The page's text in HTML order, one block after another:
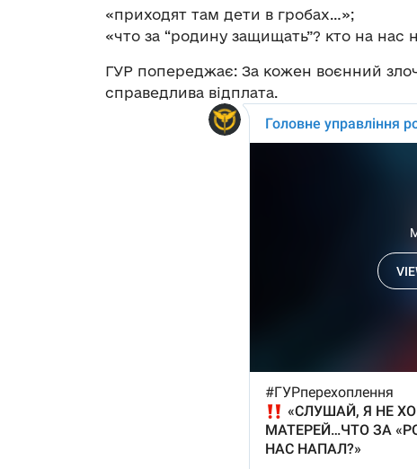
«приходят там дети в гробах…»;
«что за “родину защищать”? кто на нас
ГУР попереджає: За кожен воєнний
справедлива відплата.